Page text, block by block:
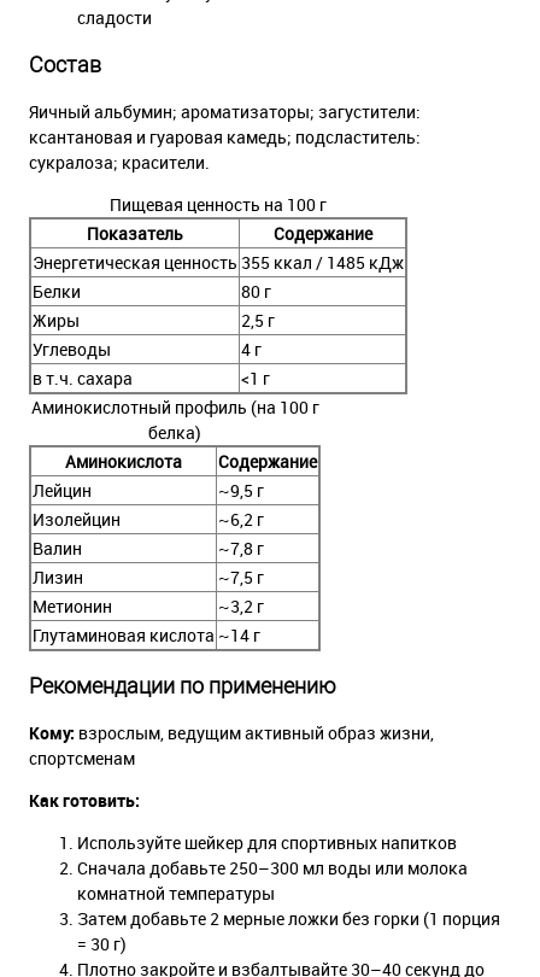
сладости
Состав
Яичный альбумин; ароматизаторы; загустители:
ксантановая и гуаровая камедь; подсластитель:
сукралоза; красители.
Пищевая ценность на 100 г
Показатель
Содержание
Энергетическая ценность 355 ккал / 1485 кДж
Белки
80 г
Жиры
2,5 г
Углеводы
4 г
в т.ч. сахара
<1 г
Аминокислотный профиль (на 100 г
белка)
Аминокислота
Содержание
Лейцин
~9,5 г
Изолейцин
~6,2 г
Валин
~7,8 г
Лизин
~7,5 г
Метионин
~3,2 г
Глутаминовая кислота ~14 г
Рекомендации по применению
Кому: взрослым, ведущим активный образ жизни,
спортсменам
Как готовить:
Используйте шейкер для спортивных напитков
Сначала добавьте 250–300 мл воды или молока
комнатной температуры
Затем добавьте 2 мерные ложки без горки (1 порция
= 30 г)
Плотно закройте и взбалтывайте 30–40 секунд до